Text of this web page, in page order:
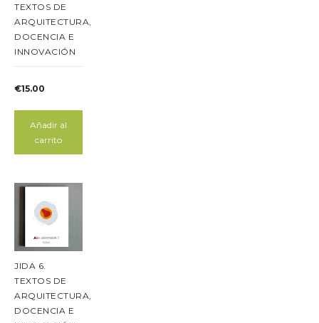
TEXTOS DE
ARQUITECTURA,
DOCENCIA E
INNOVACIÓN
€15.00
Añadir al
carrito
JIDA 6.
TEXTOS DE
ARQUITECTURA,
DOCENCIA E